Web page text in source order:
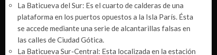
La Baticueva del Sur: Es el cuarto de calderas de una
plataforma en los puertos opuestos a la Isla París. Ésta
se accede mediante una serie de alcantarillas falsas en
las calles de Ciudad Gótica.
La Baticueva Sur-Central: Esta localizada en la estación